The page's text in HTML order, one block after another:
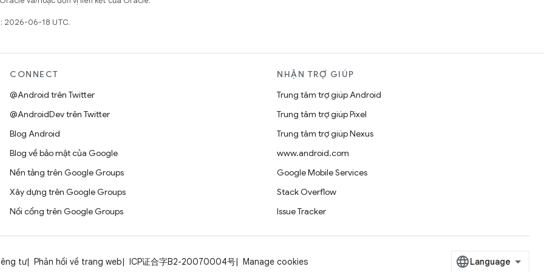
2026-06-18 UTC.
CONNECT
@Android trên Twitter
@AndroidDev trên Twitter
Blog Android
Blog về bảo mật của Google
Nền tảng trên Google Groups
Xây dựng trên Google Groups
Nối cổng trên Google Groups
NHẬN TRỢ GIÚP
Trung tâm trợ giúp Android
Trung tâm trợ giúp Pixel
Trung tâm trợ giúp Nexus
www.android.com
Google Mobile Services
Stack Overflow
Issue Tracker
tư Phản hồi về trang web ICP证合字B2-20070004号 Manage cookies